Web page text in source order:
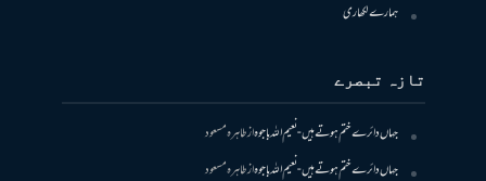
ہمارے لکھاری
تازہ تبصرے
جہاں دائرے ختم ہوتے ہیں- نعیم اللہ باجوہازطاہرہ مسعود
جہاں دائرے ختم ہوتے ہیں- نعیم اللہ باجوہازطاہرہ مسعود